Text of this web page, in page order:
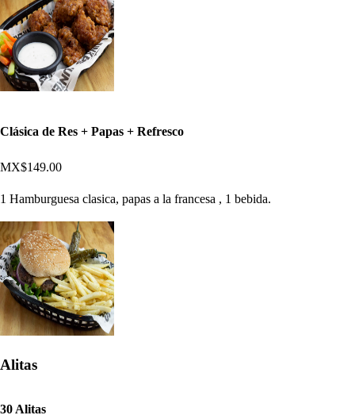
Clásica de Res + Papas + Refresco
MX$149.00
1 Hamburguesa clasica, papas a la francesa , 1 bebida.
Alitas
30 Alitas